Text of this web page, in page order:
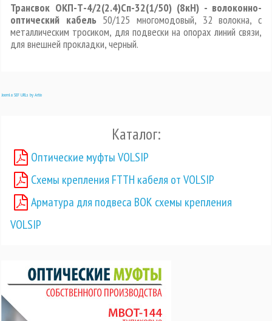
Трансвок ОКП-Т-4/2(2.4)Сп-32(1/50) (8кН) - волоконно-
оптический кабель50/125 многомодовый, 32 волокна, с
металлическим тросиком, для подвески на опорах линий связи,
для внешней прокладки, черный.
Joomla SEF URLs by Artio
Каталог:
Оптические муфты VOLSIP
Схемы крепления FTTH кабеля от VOLSIP
Арматура для подвеса ВОК схемы крепления
VOLSIP